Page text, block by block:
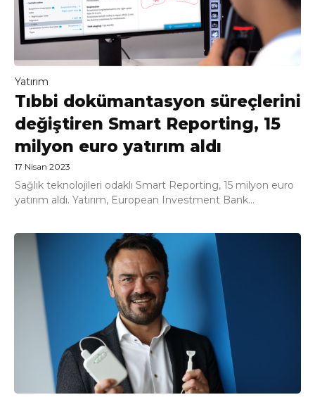
Yatırım
Tıbbi dokümantasyon süreçlerini
değiştiren Smart Reporting, 15
milyon euro yatırım aldı
17 Nisan 2023
Sağlık teknolojileri odaklı Smart Reporting, 15 milyon euro
yatırım aldı. Yatırım, European Investment Bank...